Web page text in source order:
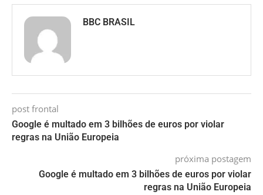
BBC BRASIL
post frontal
Google é multado em 3 bilhões de euros por violar
regras na União Europeia
próxima postagem
Google é multado em 3 bilhões de euros por violar
regras na União Europeia